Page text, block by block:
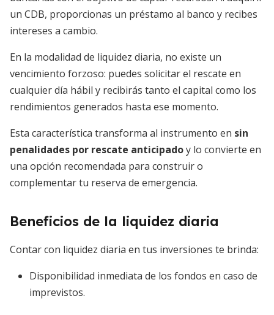
un CDB, proporcionas un préstamo al banco y recibes
intereses a cambio.
En la modalidad de liquidez diaria, no existe un
vencimiento forzoso: puedes solicitar el rescate en
cualquier día hábil y recibirás tanto el capital como los
rendimientos generados hasta ese momento.
Esta característica transforma al instrumento en sin
penalidades por rescate anticipadoy lo convierte en
una opción recomendada para construir o
complementar tu reserva de emergencia.
Beneficios de la liquidez diaria
Contar con liquidez diaria en tus inversiones te brinda:
Disponibilidad inmediata de los fondos en caso de
imprevistos.